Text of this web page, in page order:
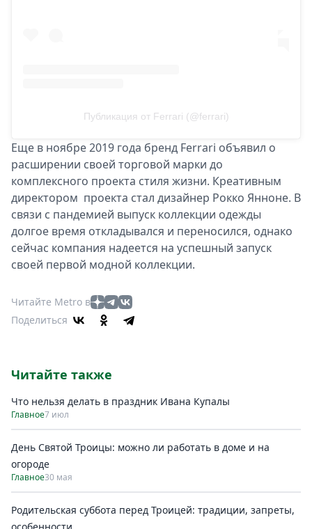
Публикация от Ferrari (@ferrari)
Еще в ноябре 2019 года бренд Ferrari объявил о
расширении своей торговой марки до
комплексного проекта стиля жизни. Креативным
директором проекта стал дизайнер Рокко Янноне. В
связи с пандемией выпуск коллекции одежды
долгое время откладывался и переносился, однако
сейчас компания надеется на успешный запуск
своей первой модной коллекции.
Читайте Metro в
Поделиться
Читайте также
Что нельзя делать в праздник Ивана Купалы
Главное7 июл
День Святой Троицы: можно ли работать в доме и на
огороде
Главное30 мая
Родительская суббота перед Троицей: традиции, запреты,
особенности